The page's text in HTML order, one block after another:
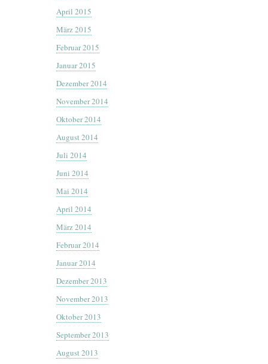
April 2015
März 2015
Februar 2015
Januar 2015
Dezember 2014
November 2014
Oktober 2014
August 2014
Juli 2014
Juni 2014
Mai 2014
April 2014
März 2014
Februar 2014
Januar 2014
Dezember 2013
November 2013
Oktober 2013
September 2013
August 2013